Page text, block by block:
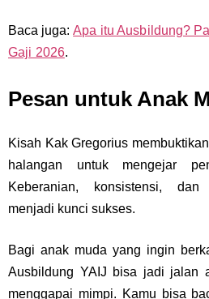
Baca juga:Apa itu Ausbildung?
Gaji 2026.
Pesan untuk Anak
Kisah Kak Gregorius
halangan untuk mengejar
Keberanian, konsistensi, dan
menjadi kunci sukses.
Bagi anak muda yang ingin
Ausbildung YAIJ bisa jadi jalan
menggapai mimpi. Kamu bisa